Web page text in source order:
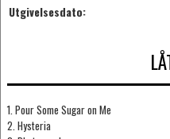
Utgivelsesdato:
1. Pour Some Sugar on Me
2. Hysteria